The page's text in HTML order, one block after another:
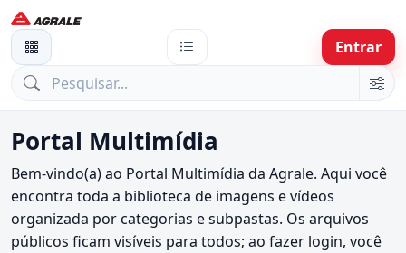
Entrar
Portal Multimídia
Bem-vindo(a) ao Portal Multimídia da Agrale. Aqui você
encontra toda a biblioteca de imagens e vídeos
organizada por categorias e subpastas. Os arquivos
públicos ficam visíveis para todos; ao fazer login, você